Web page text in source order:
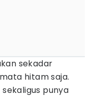
sekadar
hitam saja.
punya